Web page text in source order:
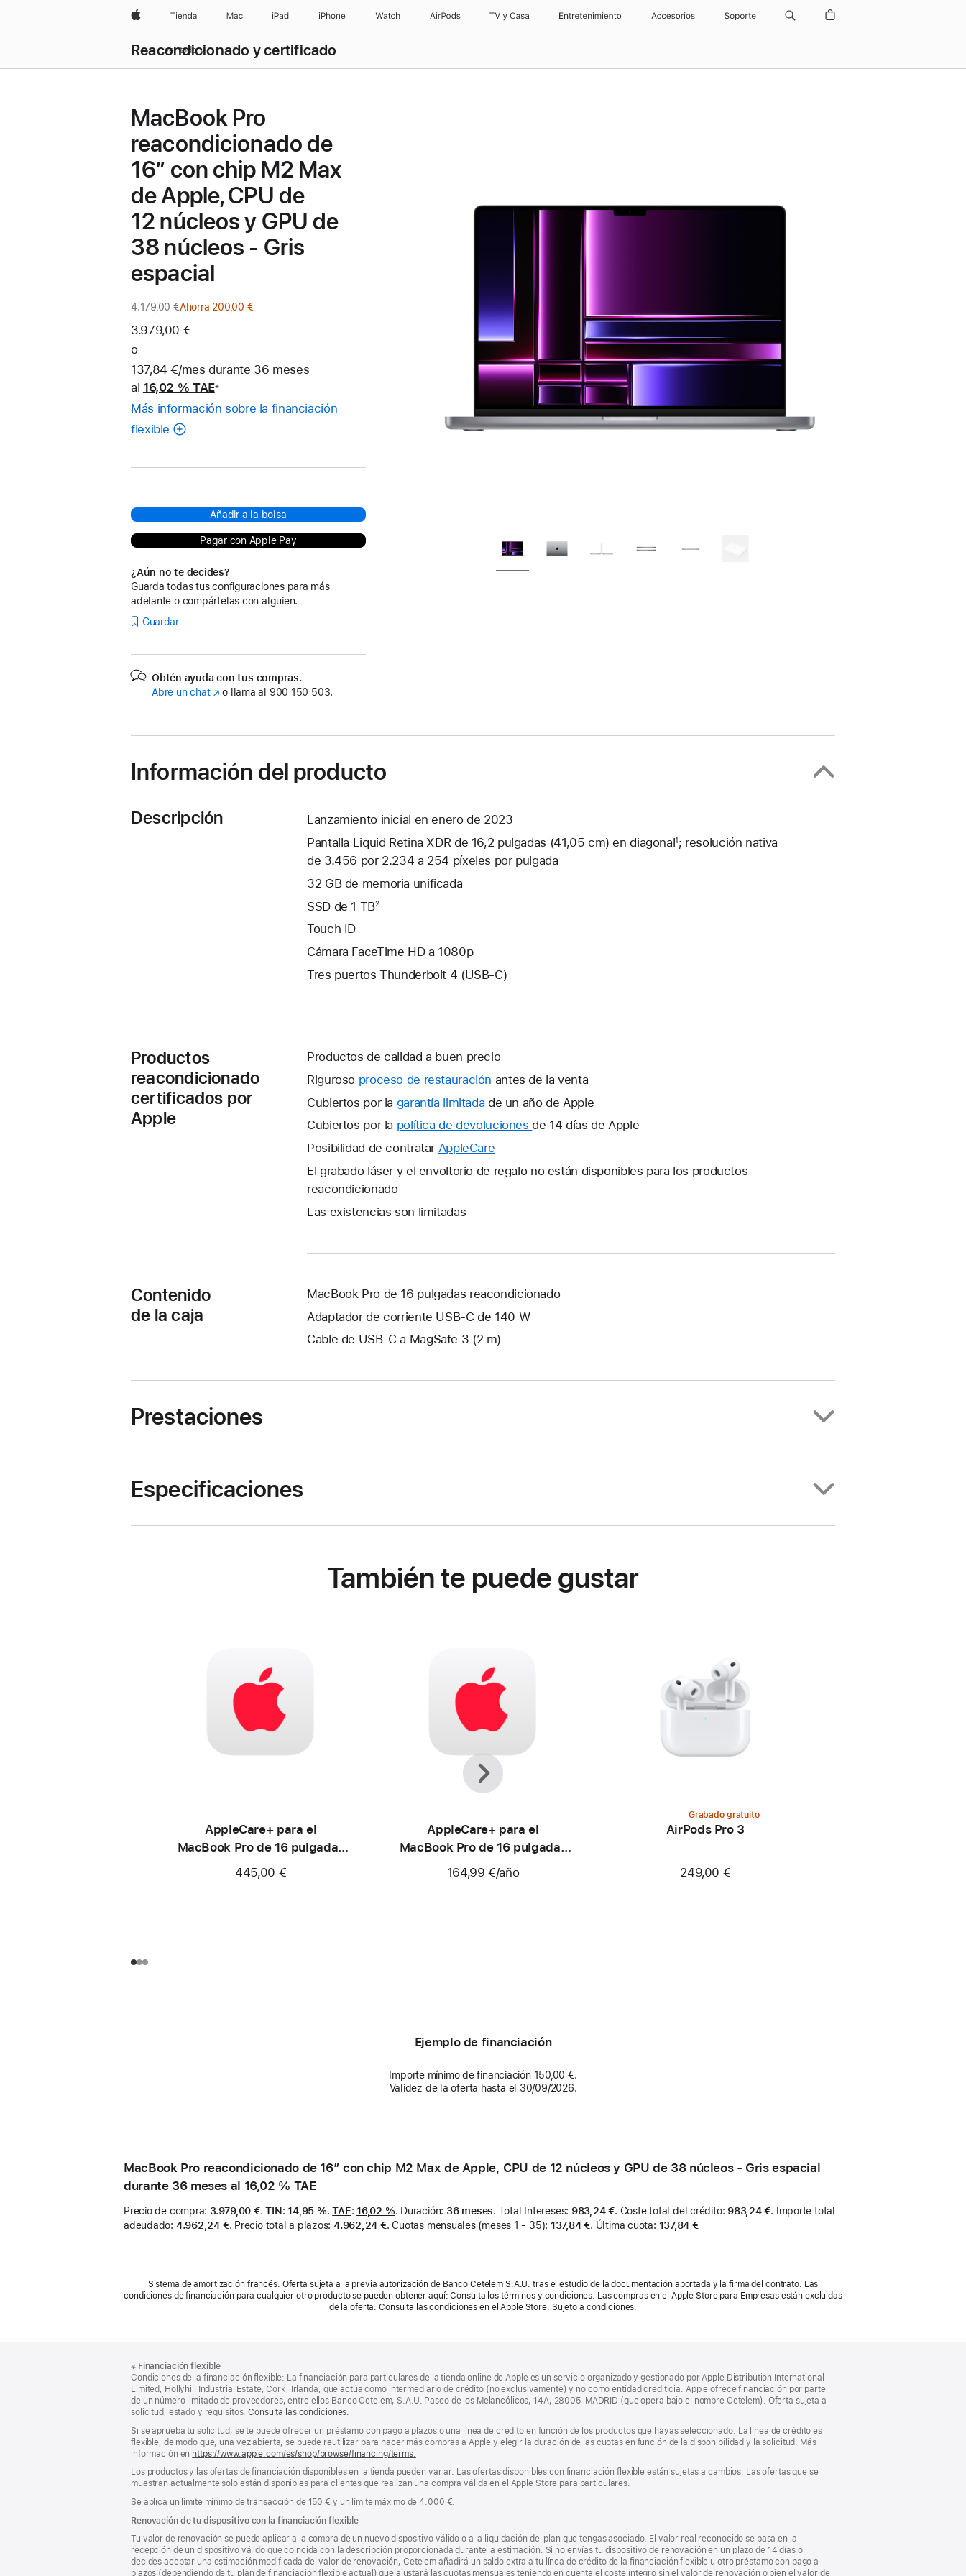
AppleTienda Mac iPad iPhone Watch AirPods TV y Casa Entretenimiento Accesorios Soporte
Reacondicionado y certificado
Ver todo
MacBook Pro
reacondicionado de
16″ con chip M2 Max
de Apple, CPU de
12 núcleos y GPU de
38 núcleos - Gris
espacial
4.179,00 €Precio
Ahorra 200,00 €
3.979,00 €
o
137,84 €/mes durante 36 meses
al 16,02 % TAE
a
de
※
Más información sobre la financiación
flexible
Añadir a la bolsa
Pagar con Apple Pay
¿Aún no te decides?
Guarda todas tus configuraciones para más
adelante o compártelas con alguien.
Guardar
Obtén ayuda con tus compras.
Abre un chat(Se
una
nueva)
o llama al 900 150 503.
Información del producto
Descripción
Lanzamiento inicial en enero de 2023
Pantalla Liquid Retina XDR de 16,2 pulgadas (41,05 cm) en diagonal1; resolución nativa
de 3.456 por 2.234 a 254 píxeles por pulgada
32 GB de memoria unificada
SSD de 1 TB2
Touch ID
Cámara FaceTime HD a 1080p
Tres puertos Thunderbolt 4 (USB-C)
Productos
reacondicionado
certificados por
Apple
Productos de calidad a buen precio
Riguroso proceso de restauración antes de la venta
Cubiertos por la garantía limitada Se
abrirá
ventana
nueva.
de un año de Apple
Cubiertos por la política de devoluciones Se
ventana
de 14 días de Apple
Posibilidad de contratar AppleCare
abrirá
El grabado láser y el envoltorio de regalo no están disponibles para los productos
reacondicionado
Las existencias son limitadas
Contenido
de la caja
MacBook Pro de 16 pulgadas reacondicionado
Adaptador de corriente USB‑C de 140 W
Cable de USB-C a MagSafe 3 (2 m)
Prestaciones
Especificaciones
También te puede gustar
AppleCare+ para el
MacBook Pro de 16 pulgadas
(M2)
445,00 €
AppleCare+ para el
MacBook Pro de 16 pulgadas
(M2)
164,99 €/año
Grabado gratuito
AirPods Pro 3
249,00 €
Anterior
Siguiente
Ejemplo de financiación
Importe mínimo de financiación 150,00 €.
Validez de la oferta hasta el 30/09/2026.
MacBook Pro reacondicionado de 16″ con chip M2 Max de Apple, CPU de 12 núcleos y GPU de 38 núcleos - Gris espacial
durante 36 meses al 16,02 % TAE
Precio de compra: 3.979,00 €.TIN: 14,95 %.TAE: 16,02 %. Duración: 36 meses. Total Intereses: 983,24 €. Coste total del crédito: 983,24 €. Importe total
adeudado: 4.962,24 €. Precio total a plazos: 4.962,24 €.Cuotas mensuales (meses 1 - 35): 137,84 €. Última cuota: 137,84 €
Sistema de amortización francés. Oferta sujeta a la previa autorización de Banco Cetelem S.A.U. tras el estudio de la documentación aportada y la firma del contrato. Las
condiciones de financiación para cualquier otro producto se pueden obtener aquí: Consulta los términos y condiciones. Las compras en el Apple Store para Empresas están excluidas
de la oferta. Consulta las condiciones en el Apple Store. Sujeto a condiciones.
a
pie
de
página
al
pie
※ Financiación flexible
Condiciones de la financiación flexible: La financiación para particulares de la tienda online de Apple es un servicio organizado y gestionado por Apple Distribution International
Limited, Hollyhill Industrial Estate, Cork, Irlanda, que actúa como intermediario de crédito (no exclusivamente) y no como entidad crediticia. Apple ofrece financiación por parte
de un número limitado de proveedores, entre ellos Banco Cetelem, S.A.U. Paseo de los Melancólicos, 14A, 28005-MADRID (que opera bajo el nombre Cetelem). Oferta sujeta a
solicitud, estado y requisitos.Consulta las condiciones.
Si se aprueba tu solicitud, se te puede ofrecer un préstamo con pago a plazos o una línea de crédito en función de los productos que hayas seleccionado. La línea de crédito es
flexible, de modo que, una vez abierta, se puede reutilizar para hacer más compras a Apple y elegir la duración de las cuotas en función de la disponibilidad y la solicitud. Más
información en https://www.apple.com/es/shop/browse/financing/terms.
Los productos y las ofertas de financiación disponibles en la tienda pueden variar. Las ofertas disponibles con financiación flexible están sujetas a cambios. Las ofertas que se
muestran actualmente solo están disponibles para clientes que realizan una compra válida en el Apple Store para particulares.
Se aplica un límite mínimo de transacción de 150 € y un límite máximo de 4.000 €.
Renovación de tu dispositivo con la financiación flexible
Tu valor de renovación se puede aplicar a la compra de un nuevo dispositivo válido o a la liquidación del plan que tengas asociado. El valor real reconocido se basa en la
recepción de un dispositivo válido que coincida con la descripción proporcionada durante la estimación. Si no envías tu dispositivo de renovación en un plazo de 14 días o
decides aceptar una estimación modificada del valor de renovación, Cetelem añadirá un saldo extra a tu línea de crédito de la financiación flexible u otro préstamo con pago a
plazos (dependiendo de tu plan de financiación flexible actual) que ajustará las cuotas mensuales teniendo en cuenta el coste íntegro sin el valor de renovación o bien el valor de